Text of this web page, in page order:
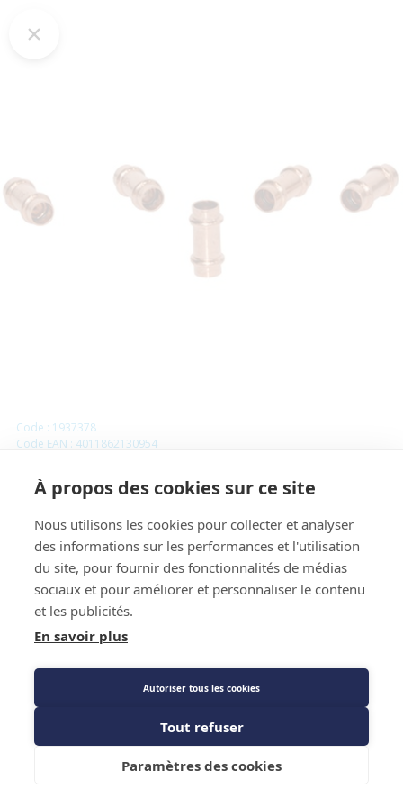
Code : 1937378
Code EAN : 4011862130954
Manchon cuivre à sertir FF 16
Prix public
7,06 € TTC/PIECE
Ajouter au panier
À propos des cookies sur ce site
Nous utilisons les cookies pour collecter et analyser
des informations sur les performances et l'utilisation
du site, pour fournir des fonctionnalités de médias
sociaux et pour améliorer et personnaliser le contenu
et les publicités.
En savoir plus
Autoriser tous les cookies
Tout refuser
Paramètres des cookies